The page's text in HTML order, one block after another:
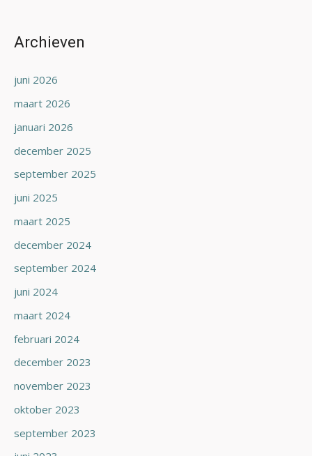
Archieven
juni 2026
maart 2026
januari 2026
december 2025
september 2025
juni 2025
maart 2025
december 2024
september 2024
juni 2024
maart 2024
februari 2024
december 2023
november 2023
oktober 2023
september 2023